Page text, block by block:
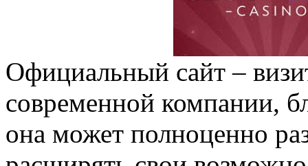
Официальный сайт –
современной компании,
она может полноценно